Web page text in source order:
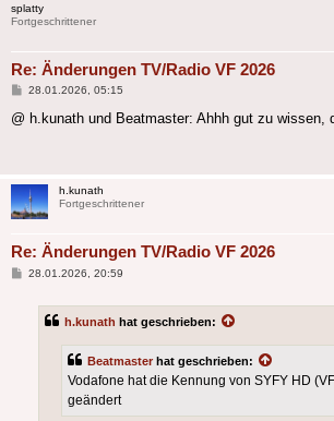
splatty
Fortgeschrittener
Re: Änderungen TV/Radio VF 2026
Beitrag
28.01.2026, 05:15
@ h.kunath und Beatmaster: Ahhh gut zu wissen,
h.kunath
Fortgeschrittener
Re: Änderungen TV/Radio VF 2026
Beitrag
28.01.2026, 20:59
h.kunath hat geschrieben:
Beatmaster hat geschrieben:
Vodafone hat die Kennung von SYFY HD
geändert